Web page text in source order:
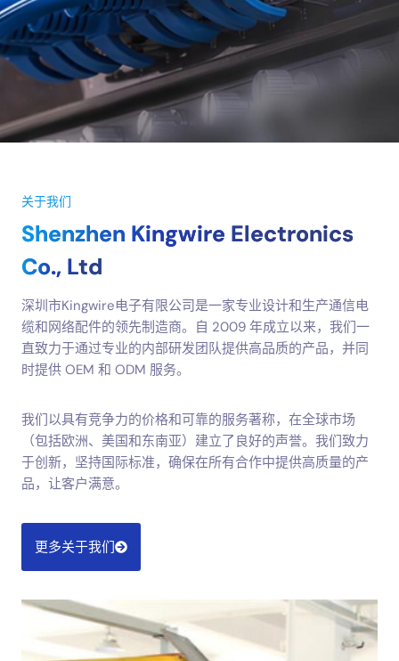
关于我们
Shenzhen Kingwire Electronics
Co., Ltd
深圳市Kingwire电子有限公司是一家专业设计和生产通信电
缆和网络配件的领先制造商。自 2009 年成立以来，我们一
直致力于通过专业的内部研发团队提供高品质的产品，并同
时提供 OEM 和 ODM 服务。
我们以具有竞争力的价格和可靠的服务著称，在全球市场
（包括欧洲、美国和东南亚）建立了良好的声誉。我们致力
于创新，坚持国际标准，确保在所有合作中提供高质量的产
品，让客户满意。
更多关于我们